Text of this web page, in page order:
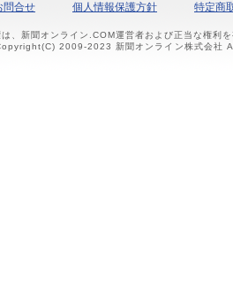
問合せ 個人情報保護方針 特定商
、新聞オンライン.COM運営者および正当な権利
2009-2023 新聞オンライン株式会社